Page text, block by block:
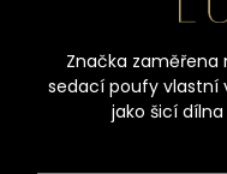
Značka
sedací poufy vlastní
jako šicí